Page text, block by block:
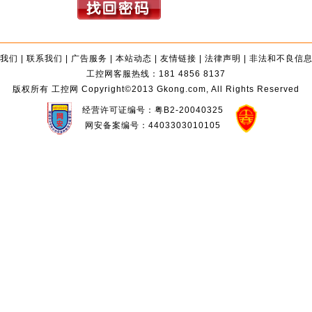
们 | 联系我们 | 广告服务 | 本站动态 | 友情链接 | 法律声明 | 非法和不良信
工控网客服热线：181 4856 8137
版权所有 工控网 Copyright©2013 Gkong.com, All Rights Reserved
经营许可证编号：粤B2-20040325
网安备案编号：4403303010105